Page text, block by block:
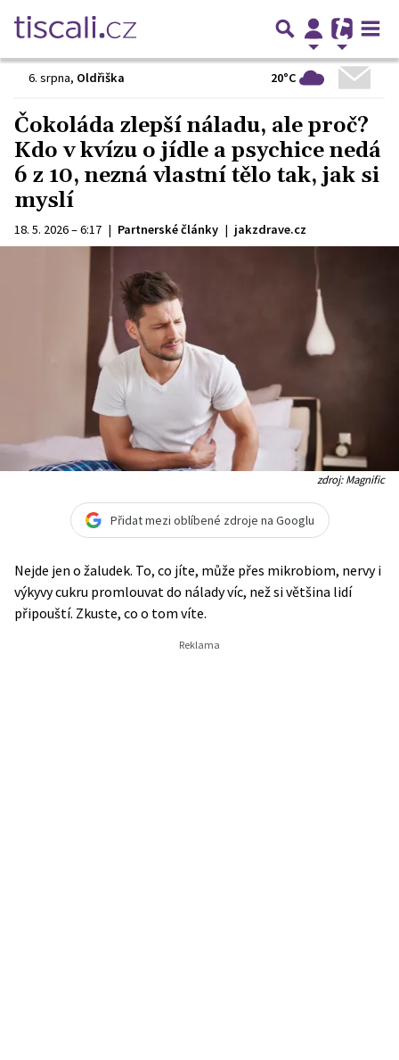
6. srpna, Oldřiška 20°C
Čokoláda zlepší náladu, ale proč?
Kdo v kvízu o jídle a psychice nedá
6 z 10, nezná vlastní tělo tak, jak si
myslí
18. 5. 2026 – 6:17 | Partnerské články | jakzdrave.cz
zdroj: Magnific
Přidat mezi oblíbené zdroje na Googlu
Nejde jen o žaludek. To, co jíte, může přes mikrobiom, nervy i
výkyvy cukru promlouvat do nálady víc, než si většina lidí
připouští. Zkuste, co o tom víte.